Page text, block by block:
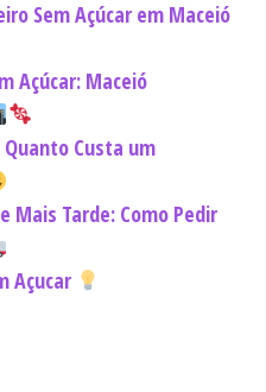
Sem Açúcar em Maceió
Açúcar: Maceió
Quanto Custa um
Mais Tarde: Como Pedir
Açucar